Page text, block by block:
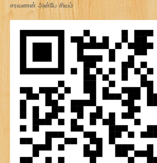
சரவணன் அன்பே சிவம்